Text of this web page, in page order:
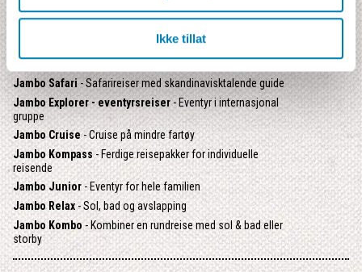
Ikke tillat
OPPDAG VÅRE ULIKE TYPER REISER:
Jambo Signatur- Rundreise med Jamboguide
Jambo Safari- Safarireiser med skandinavisktalende guide
Jambo Explorer - eventyrsreiser- Eventyr i internasjonal
gruppe
Jambo Cruise- Cruise på mindre fartøy
Jambo Kompass- Ferdige reisepakker for individuelle
reisende
Jambo Junior - Eventyr for hele familien
Jambo Relax- Sol, bad og avslapping
Jambo Kombo- Kombiner en rundreise med sol & bad eller
storby